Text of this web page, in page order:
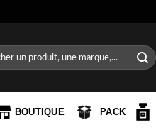
BOUTIQUE PACK